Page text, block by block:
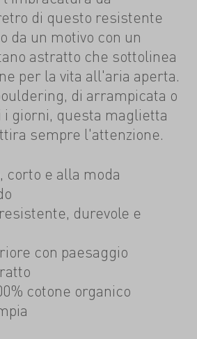
di questo resistente
da un motivo con un
astratto che sottolinea
per la vita all'aria aperta.
di arrampicata o
giorni, questa maglietta
sempre l'attenzione.
corto e alla moda
durevole e
con paesaggio
cotone organico